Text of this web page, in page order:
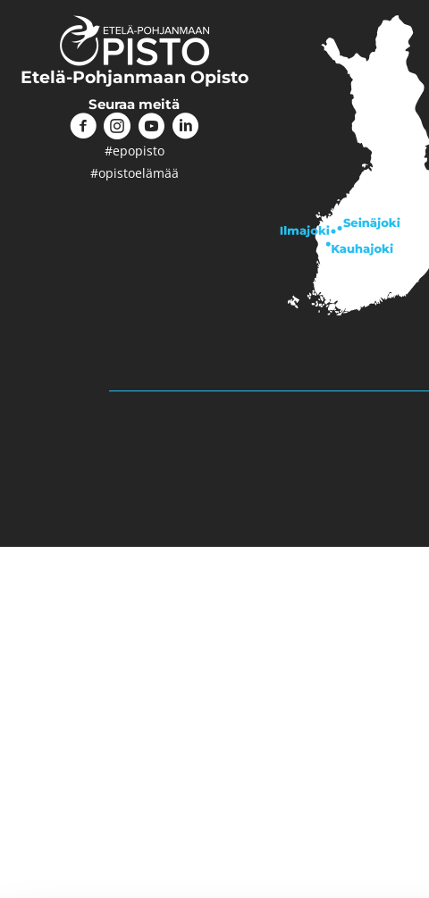
Etelä-Pohjanmaan Opisto
Seuraa meitä
#epopisto
#opistoelämää